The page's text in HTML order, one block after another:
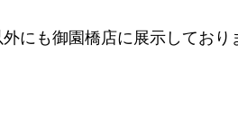
にも御園橋店に展示してお